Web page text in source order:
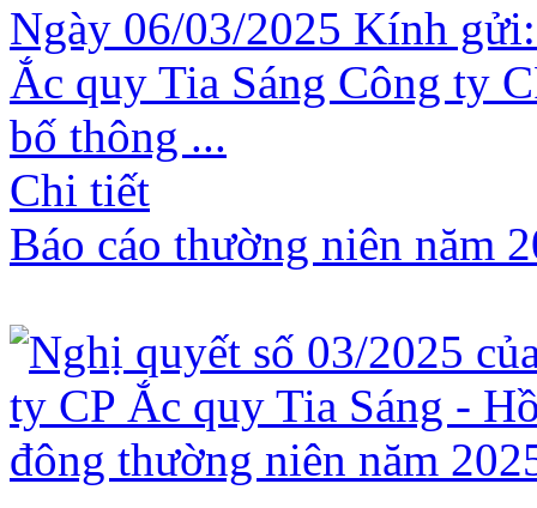
Ngày 06/03/2025 Kính
Ắc quy Tia Sáng Công ty
bố thông ...
Chi tiết
Báo cáo thường niên năm